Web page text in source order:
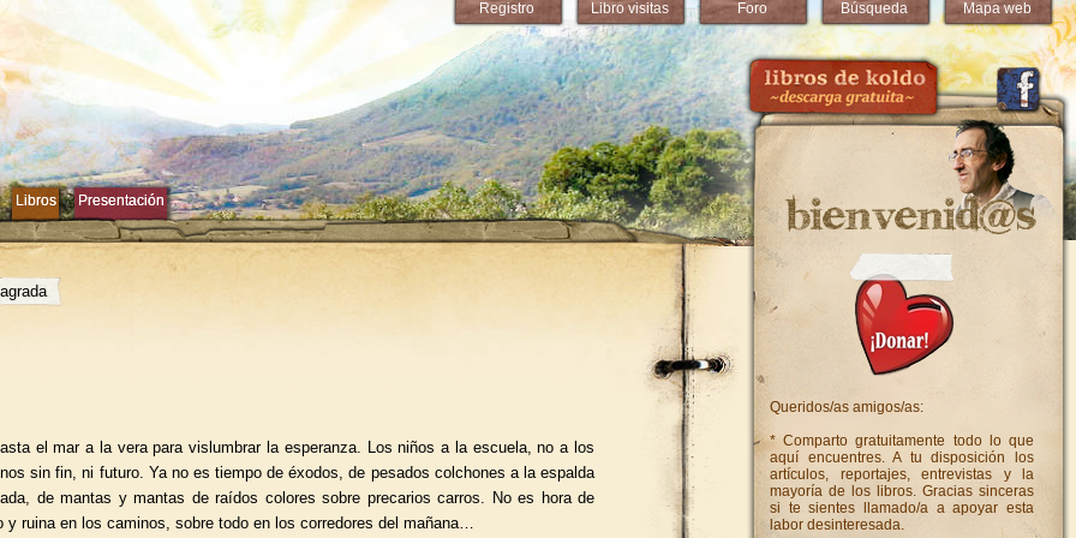
Mapa web
Búsqueda
Foro
Libro visitas
Registro
Queridos/as amigos/as:
* Comparto gratuitamente todo lo que
aquí encuentres. A tu disposición los
artículos, reportajes, entrevistas y la
mayoría de los libros. Gracias sinceras
si te sientes llamado/a a apoyar esta
labor desinteresada.
Libros Presentación
Libros Presentación
el mar a la vera para vislumbrar la esperanza. Los niños a la escuela, no a los
sin fin, ni futuro. Ya no es tiempo de éxodos, de pesados colchones a la espalda
de mantas y mantas de raídos colores sobre precarios carros. No es hora de
y ruina en los caminos, sobre todo en los corredores del mañana…